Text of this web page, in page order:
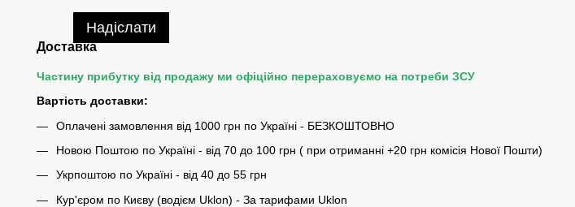
Надіслати
Доставка
Частину прибутку від продажу ми офіційно перераховуємо на потреби ЗСУ
Вартість доставки:
Оплачені замовлення від 1000 грн по Україні - БЕЗКОШТОВНО
Новою Поштою по Україні - від 70 до 100 грн ( при отриманні +20 грн комісія Нової Пошти)
Укрпоштою по Україні - від 40 до 55 грн
Кур'єром по Києву (водієм Uklon) - За тарифами Uklon